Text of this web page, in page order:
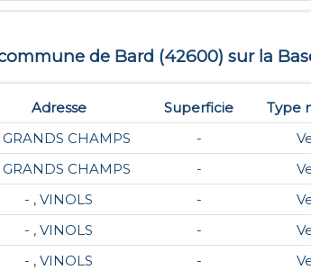
de Bard (42600) sur la
Adresse Superficie Type
GRANDS CHAMPS -
GRANDS CHAMPS -
- , VINOLS -
- , VINOLS -
- , VINOLS -